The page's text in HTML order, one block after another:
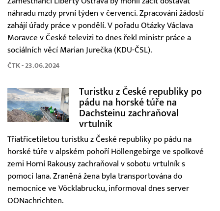
náhradu mzdy první týden v červenci. Zpracování žádostí
zahájí úřady práce v pondělí. V pořadu Otázky Václava
Moravce v České televizi to dnes řekl ministr práce a
sociálních věcí Marian Jurečka (KDU-ČSL).
ČTK - 23.06.2024
Turistku z České republiky po
pádu na horské túře na
Dachsteinu zachraňoval
vrtulník
Třiatřicetiletou turistku z České republiky po pádu na
horské túře v alpském pohoří Höllengebirge ve spolkové
zemi Horní Rakousy zachraňoval v sobotu vrtulník s
pomocí lana. Zraněná žena byla transportována do
nemocnice ve Vöcklabrucku, informoval dnes server
OÖNachrichten.